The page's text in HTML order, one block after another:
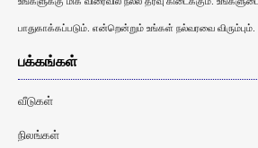
பாதுகாக்கப்படும். என்றென்றும் உங்கள் நல்வரவை விரும்பும்.
பக்கங்கள்
வீடுகள்
நிலங்கள்